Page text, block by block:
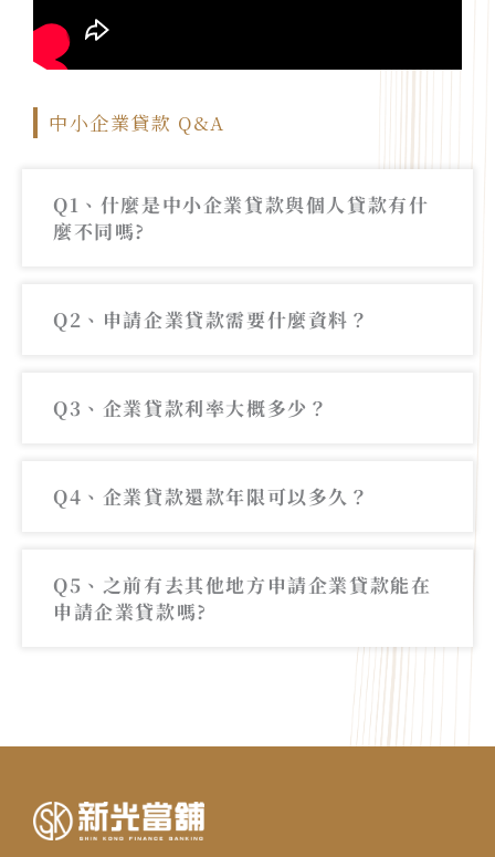
中小企業貸款 Q&A
Q1、什麼是中小企業貸款與個人貸款有什
麼不同嗎?
Q2、申請企業貸款需要什麼資料？
Q3、企業貸款利率大概多少？
Q4、企業貸款還款年限可以多久？
Q5、之前有去其他地方申請企業貸款能在
申請企業貸款嗎?